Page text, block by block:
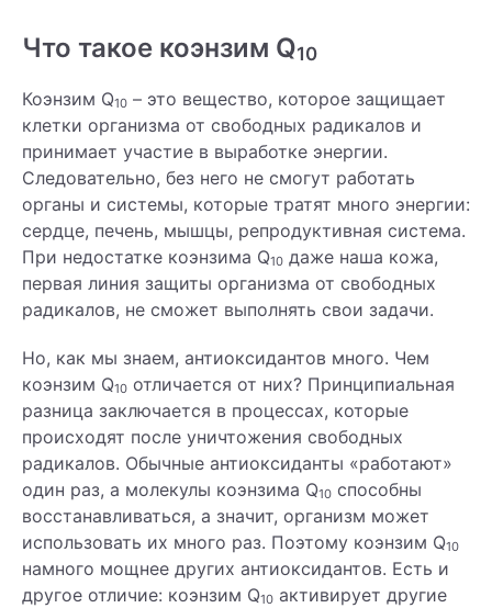
Что такое коэнзим Q10
Коэнзим Q10 – это вещество, которое защищает
клетки организма от свободных радикалов и
принимает участие в выработке энергии.
Следовательно, без него не смогут работать
органы и системы, которые тратят много энергии:
сердце, печень, мышцы, репродуктивная система.
При недостатке коэнзима Q10 даже наша кожа,
первая линия защиты организма от свободных
радикалов, не сможет выполнять свои задачи.
Но, как мы знаем, антиоксидантов много. Чем
коэнзим Q10 отличается от них? Принципиальная
разница заключается в процессах, которые
происходят после уничтожения свободных
радикалов. Обычные антиоксиданты «работают»
один раз, а молекулы коэнзима Q10 способны
восстанавливаться, а значит, организм может
использовать их много раз. Поэтому коэнзим Q10
намного мощнее других антиоксидантов. Есть и
другое отличие: коэнзим Q10 активирует другие